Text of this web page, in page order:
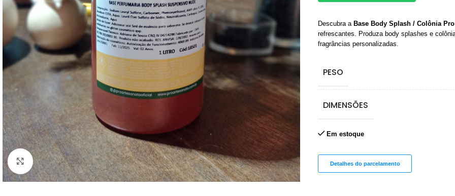
Clique para ampliar
Descubra a Base Body Splash / Colônia
refrescantes. Produza body splashes e
fragrâncias personalizadas.
PESO
DIMENSÕES
Em estoque
Detalhes do parcelamento